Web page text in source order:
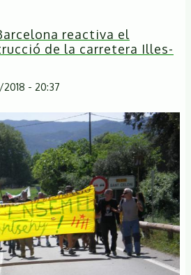
reactiva el
de la carretera Illes-
- 20:37